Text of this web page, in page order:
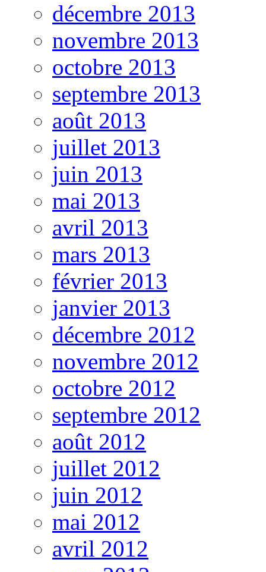
décembre 2013
novembre 2013
octobre 2013
septembre 2013
août 2013
juillet 2013
juin 2013
mai 2013
avril 2013
mars 2013
février 2013
janvier 2013
décembre 2012
novembre 2012
octobre 2012
septembre 2012
août 2012
juillet 2012
juin 2012
mai 2012
avril 2012